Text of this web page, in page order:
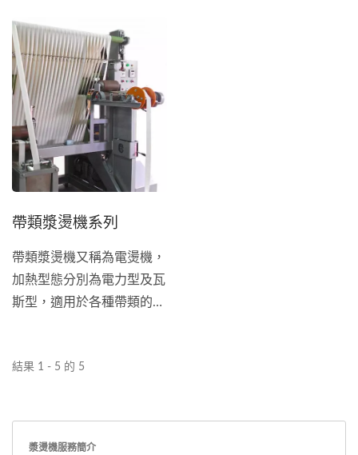
帶類漿燙機系列
帶類漿燙機又稱為電燙機，
加熱型態分別為電力型及瓦
斯型，適用於各種帶類的上
提高成品品質。客戶可以依
結果 1 - 5 的 5
漿燙機服務簡介